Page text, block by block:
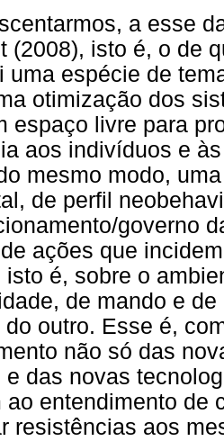
a esse
(2008), isto é, o de
uma espécie de
otimização dos
espaço livre para
aos indivíduos e
mesmo modo,
de perfil
governo
ações que
isto é, sobre o
de mando e
do outro. Esse é,
não só das
e das novas
ao entendimento de
resistências aos